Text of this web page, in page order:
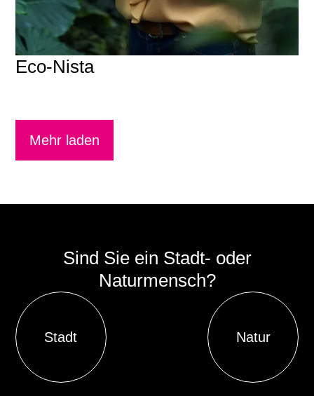
Eco-Nista
Mehr laden
Sind Sie ein Stadt- oder
Naturmensch?
Stadt Natur